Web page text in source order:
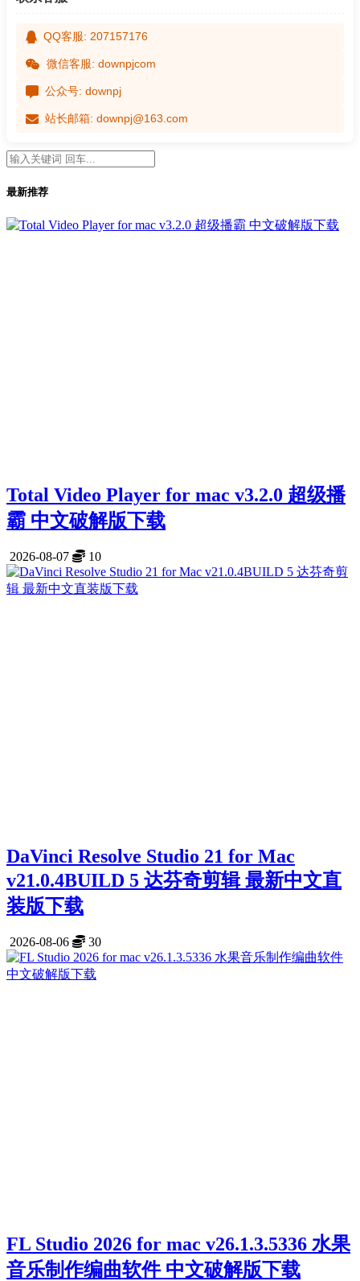
QQ客服: 207157176
微信客服: downpjcom
公众号: downpj
站长邮箱: downpj@163.com
最新推荐
Total Video Player for mac v3.2.0 超级播
霸 中文破解版下载
2026-08-07 10
DaVinci Resolve Studio 21 for Mac
v21.0.4BUILD 5 达芬奇剪辑 最新中文直
装版下载
2026-08-06 30
FL Studio 2026 for mac v26.1.3.5336 水果
音乐制作编曲软件 中文破解版下载